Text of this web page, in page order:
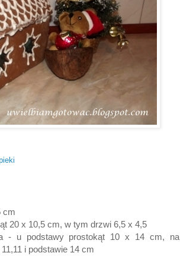
cm
20 x 10,5 cm, w tym drzwi 6,5 x 4,5
- u podstawy prostokąt 10 x 14 cm, na
i podstawie 14 cm